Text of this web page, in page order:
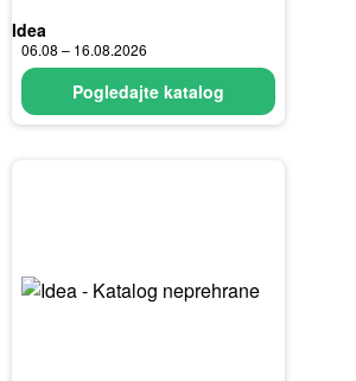
Idea
06.08 – 16.08.2026
Pogledajte katalog